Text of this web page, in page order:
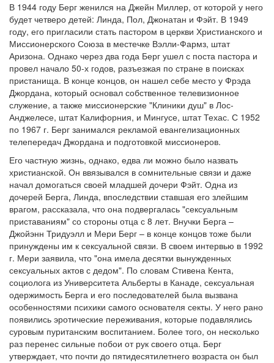
В 1944 году Берг женился на Джейн Миллер, от которой у него
будет четверо детей: Линда, Пол, Джонатан и Фэйт. В 1949
году, его пригласили стать пастором в церкви Христианского и
Миссионерского Союза в местечке Вэлли-Фармз, штат
Аризона. Однако через два года Берг ушел с поста пастора и
провел начало 50-х годов, разъезжая по стране в поисках
пристанища. В конце концов, он нашел себе место у Фрэда
Джордана, который основал собственное телевизионное
служение, а также миссионерские "Клиники душ" в Лос-
Анджелесе, штат Калифорния, и Мингусе, штат Техас. С 1952
по 1967 г. Берг занимался рекламой евангелизационных
телепередач Джордана и подготовкой миссионеров.
Его частную жизнь, однако, едва ли можно было назвать
христианской. Он ввязывался в сомнительные связи и даже
начал домогаться своей младшей дочери Фэйт. Одна из
дочерей Берга, Линда, впоследствии ставшая его злейшим
врагом, рассказала, что она подвергалась "сексуальным
приставаниям" со стороны отца с 8 лет. Внучки Берга –
Джойэнн Тридуэлл и Мери Берг – в конце концов тоже были
принуждены им к сексуальной связи. В своем интервью в 1992
г. Мери заявила, что "она имела десятки вынужденных
сексуальных актов с дедом". По словам Стивена Кента,
социолога из Университета Альберты в Канаде, сексуальная
одержимость Берга и его последователей была вызвана
особенностями психики самого основателя секты. У него рано
появились эротические переживания, которые подавлялись
суровым пуританским воспитанием. Более того, он несколько
раз перенес сильные побои от рук своего отца. Берг
утверждает, что почти до пятидесятилетнего возраста он был